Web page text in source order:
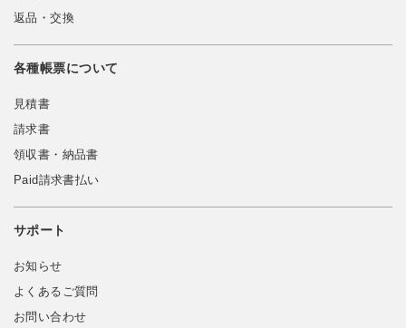
返品・交換
各種帳票について
見積書
請求書
領収書・納品書
Paid請求書払い
サポート
お知らせ
よくあるご質問
お問い合わせ